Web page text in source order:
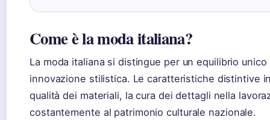
Come è la moda italiana?
La moda italiana si distingue per un equilibrio
innovazione stilistica. Le caratteristiche distintive
qualità dei materiali, la cura dei dettagli nella
costantemente al patrimonio culturale nazionale.